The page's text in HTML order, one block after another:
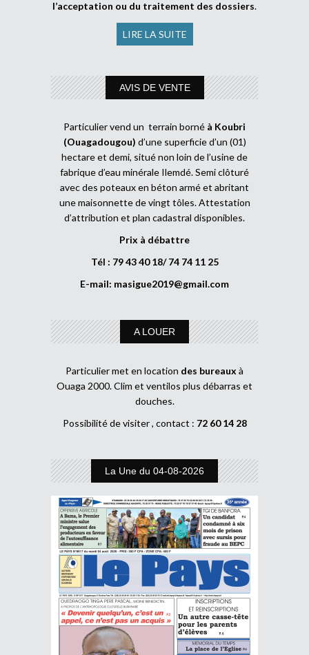
l’acceptation ou du traitement des dossiers.
LIRE LA SUITE
AVIS DE VENTE
Particulier vend un terrain borné à Koubri
(Ouagadougou) d’une superficie d’un (01)
hectare et demi, situé non loin de l’usine de
fabrique d’eau minérale Ilemdé. Semi clôturé
avec des poteaux en béton armé et abritant
une maisonnette de vingt tôles. Attestation
d’attribution et plan cadastral disponibles.
Prix à débattre
Tél : 79 43 40 18/ 74 74 11 25
E-mail: masigue2019@gmail.com
A LOUER
Particulier met en location des bureaux à
Ouaga 2000. Clim et ventilos plus débarras et
douches.
Possibilité de visiter , contact : 72 60 14 28
La Une du 04-08-2026